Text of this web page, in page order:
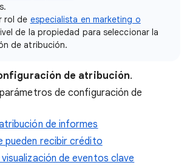
rol de especialista en marketing o
de la propiedad para seleccionar la
de atribución.
de atribución.
de configuración de
de informes
pueden recibir crédito
de eventos clave